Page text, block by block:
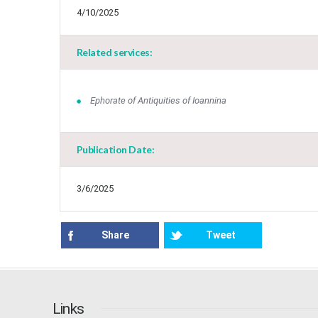
4/10/2025
Related services:
Ephorate of Antiquities of Ioannina
Publication Date:
3/6/2025
Share Tweet
Links